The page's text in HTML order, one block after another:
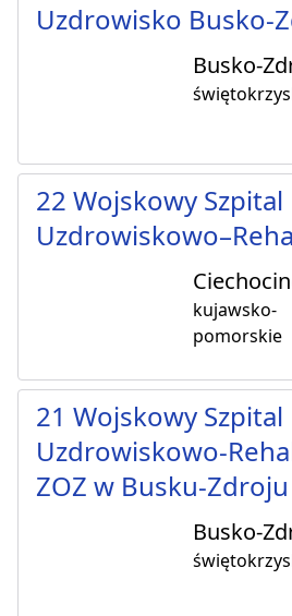
Uzdrowisko Busko-
Busko-
22 Wojskowy Szpital
kujawsko-
pomorskie
21 Wojskowy Szpital
Uzdrowiskowo-
ZOZ w Busku-Zdroju
Busko-